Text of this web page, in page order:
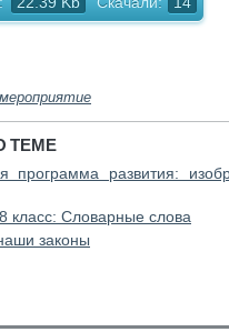
ТЕМЕ
программа развития:
класс: Словарные слова
законы